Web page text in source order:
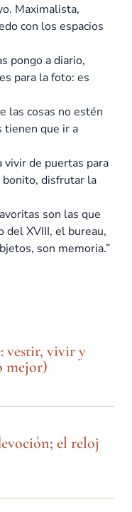
Maximalista,
con los espacios
pongo a diario,
para la foto: es
las cosas no estén
tienen que ir a
vivir de puertas para
bonito, disfrutar la
son las que
del XVIII, el bureau,
son memoria.”
vestir, vivir y
mejor)
el reloj